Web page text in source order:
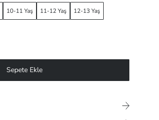
10-11 Yaş 11-12 Yaş 12-13 Yaş
Sepete Ekle